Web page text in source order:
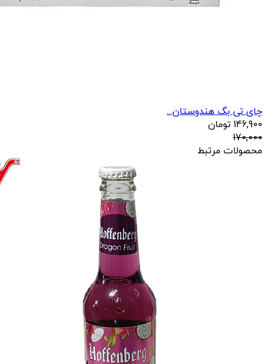
چای تی بگ هندوستان...
146,900 تومان
170,000
محصولات مرتبط